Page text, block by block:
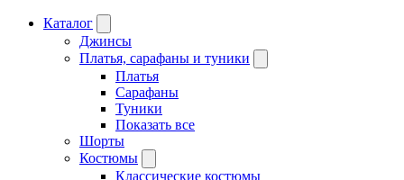
Каталог
Джинсы
Платья, сарафаны и туники
Платья
Сарафаны
Туники
Показать все
Шорты
Костюмы
Классические костюмы